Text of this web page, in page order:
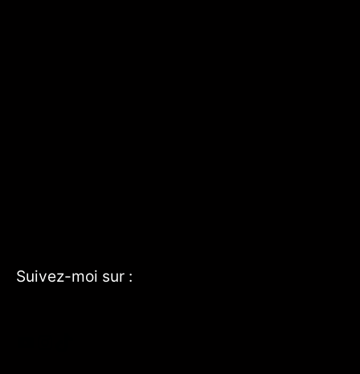
Suivez-moi sur :